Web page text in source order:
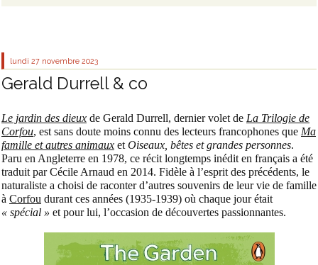
lundi 27 novembre 2023
Gerald Durrell & co
Le jardin des dieux de Gerald Durrell, dernier volet de La Trilogie de
Corfou, est sans doute moins connu des lecteurs francophones que Ma
famille et autres animaux et Oiseaux, bêtes et grandes personnes.
Paru en Angleterre en 1978, ce récit longtemps inédit en français a été
traduit par Cécile Arnaud en 2014. Fidèle à l’esprit des précédents, le
naturaliste a choisi de raconter d’autres souvenirs de leur vie de famille
à Corfou durant ces années (1935-1939) où chaque jour était
« spécial » et pour lui, l’occasion de découvertes passionnantes.